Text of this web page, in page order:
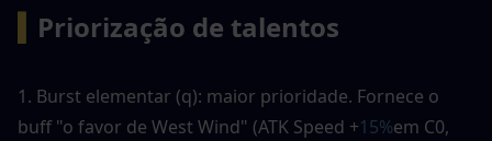
Priorização de talentos
1. Burst elementar (q): maior prioridade. Fornece o
buff "o favor de West Wind" (ATK Speed ​​+15%em C0,